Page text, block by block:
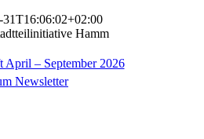
31T16:06:02+02:00
April – September 2026
Newsletter